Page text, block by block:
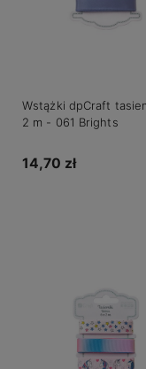
Wstążki dpCraft
2 m - 061 Brights
14,70 zł